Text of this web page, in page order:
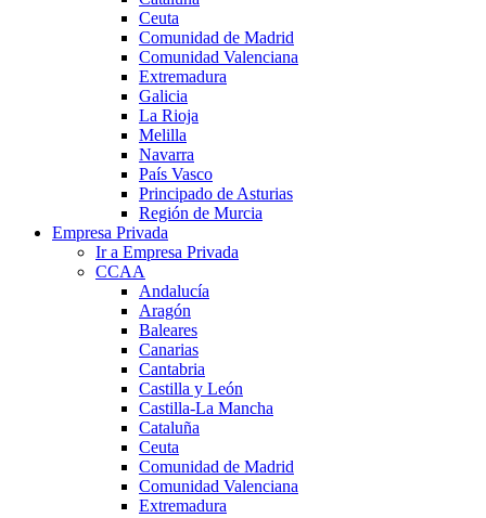
Ceuta
Comunidad de Madrid
Comunidad Valenciana
Extremadura
Galicia
La Rioja
Melilla
Navarra
País Vasco
Principado de Asturias
Región de Murcia
Empresa Privada
Ir a Empresa Privada
CCAA
Andalucía
Aragón
Baleares
Canarias
Cantabria
Castilla y León
Castilla-La Mancha
Cataluña
Ceuta
Comunidad de Madrid
Comunidad Valenciana
Extremadura